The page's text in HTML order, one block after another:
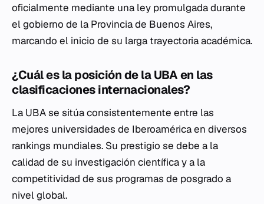
oficialmente mediante una ley promulgada durante
el gobierno de la Provincia de Buenos Aires,
marcando el inicio de su larga trayectoria académica.
¿Cuál es la posición de la UBA en las
clasificaciones internacionales?
La UBA se sitúa consistentemente entre las
mejores universidades de Iberoamérica en diversos
rankings mundiales. Su prestigio se debe a la
calidad de su investigación científica y a la
competitividad de sus programas de posgrado a
nivel global.